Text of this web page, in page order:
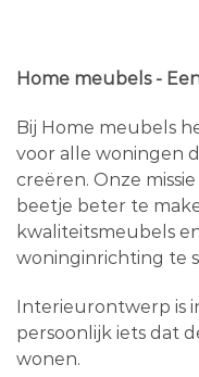
Home meubels -
Bij Home meubels
voor alle woningen
creëren. Onze
beetje beter te
kwaliteitsmeubels
woninginrichting te
Interieurontwerp is
persoonlijk iets dat
wonen.